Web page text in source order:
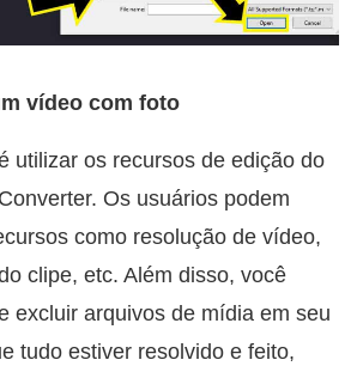
vídeo com foto
utilizar os recursos de edição do
Os usuários podem
como resolução de vídeo,
clipe, etc. Além disso, você
excluir arquivos de mídia em seu
tudo estiver resolvido e feito,